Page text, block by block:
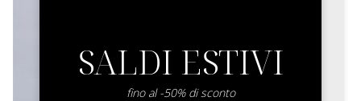
SALDI ESTIVI
fino al -50% di sconto